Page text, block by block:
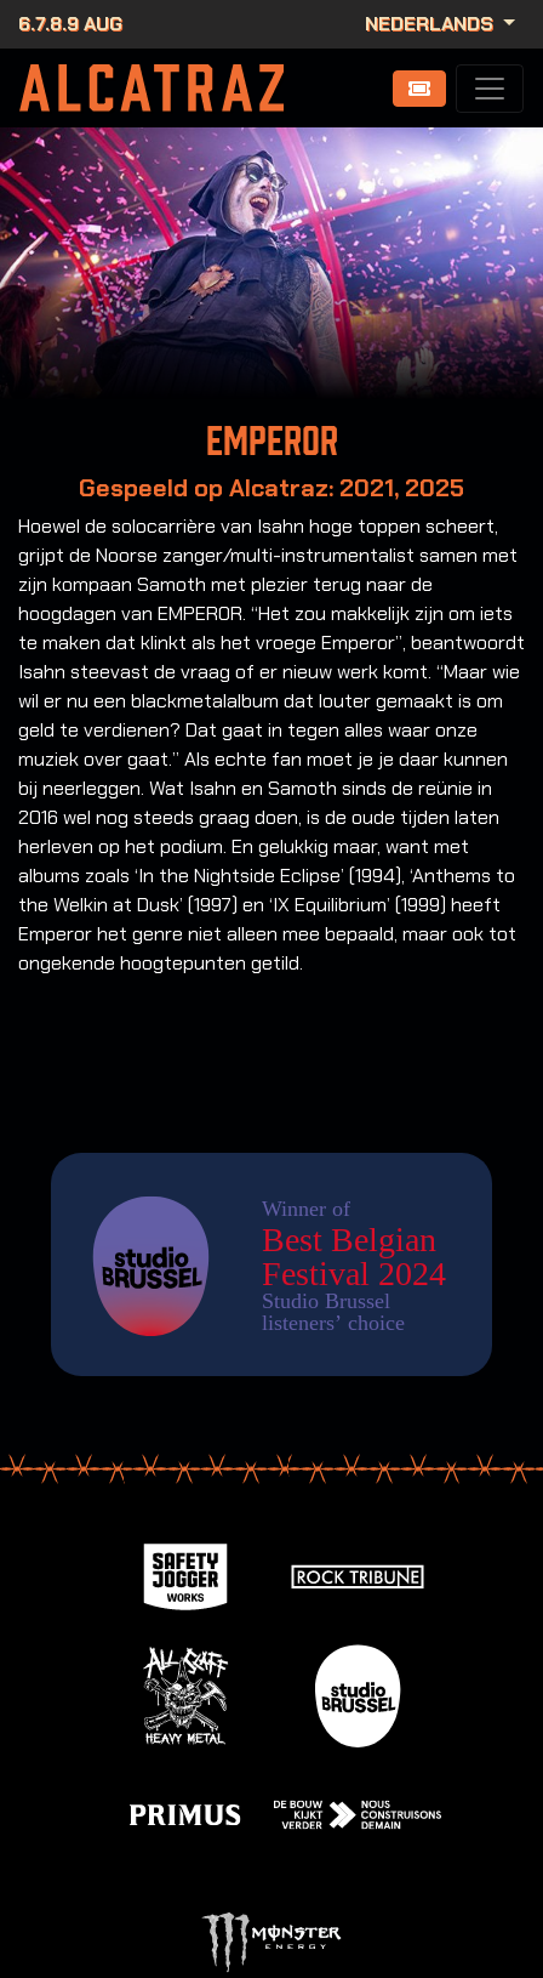
6.7.8.9 AUG NEDERLANDS
Emperor
Gespeeld op Alcatraz: 2021, 2025
Hoewel de solocarrière van Isahn hoge toppen scheert,
grijpt de Noorse zanger/multi-instrumentalist samen met
zijn kompaan Samoth met plezier terug naar de
hoogdagen van EMPEROR. “Het zou makkelijk zijn om iets
te maken dat klinkt als het vroege Emperor”, beantwoordt
Isahn steevast de vraag of er nieuw werk komt. “Maar wie
wil er nu een blackmetalalbum dat louter gemaakt is om
geld te verdienen? Dat gaat in tegen alles waar onze
muziek over gaat.” Als echte fan moet je je daar kunnen
bij neerleggen. Wat Isahn en Samoth sinds de reünie in
2016 wel nog steeds graag doen, is de oude tijden laten
herleven op het podium. En gelukkig maar, want met
albums zoals ‘In the Nightside Eclipse’ (1994), ‘Anthems to
the Welkin at Dusk’ (1997) en ‘IX Equilibrium’ (1999) heeft
Emperor het genre niet alleen mee bepaald, maar ook tot
ongekende hoogtepunten getild.